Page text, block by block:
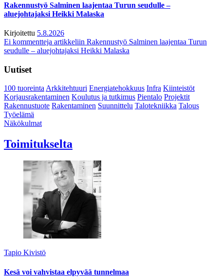
Rakennustyö Salminen laajentaa Turun seudulle –
aluejohtajaksi Heikki Malaska
Kirjoitettu 5.8.2026
Ei kommentteja artikkeliin Rakennustyö Salminen laajentaa Turun
seudulle – aluejohtajaksi Heikki Malaska
Uutiset
100 tuoreintaArkkitehtuuri Energiatehokkuus Infra Kiinteistöt
Korjausrakentaminen Koulutus ja tutkimus Pientalo Projektit
Rakennustuote Rakentaminen Suunnittelu Talotekniikka Talous
Työelämä
Näkökulmat
Toimitukselta
Tapio Kivistö
Kesä voi vahvistaa elpyvää tunnelmaa